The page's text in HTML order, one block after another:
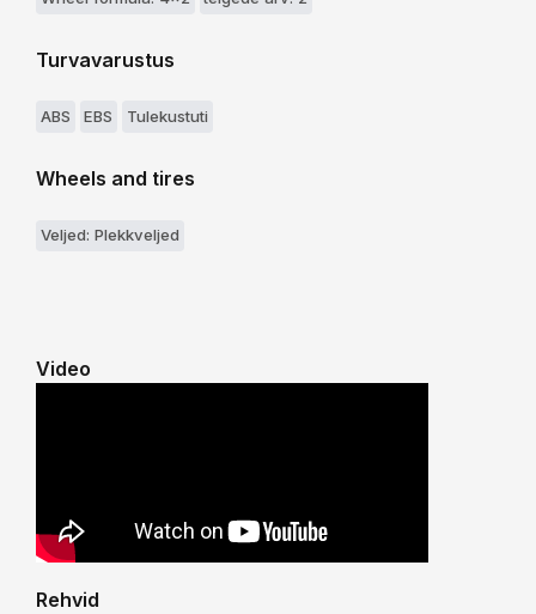
Turvavarustus
ABS EBS Tulekustuti
Wheels and tires
Veljed: Plekkveljed
Video
Rehvid